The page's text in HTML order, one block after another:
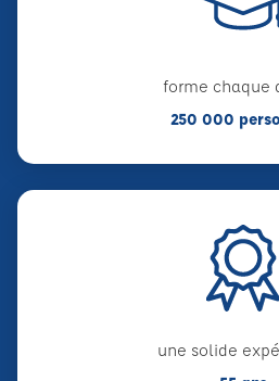
forme chaque
250 000
une solide